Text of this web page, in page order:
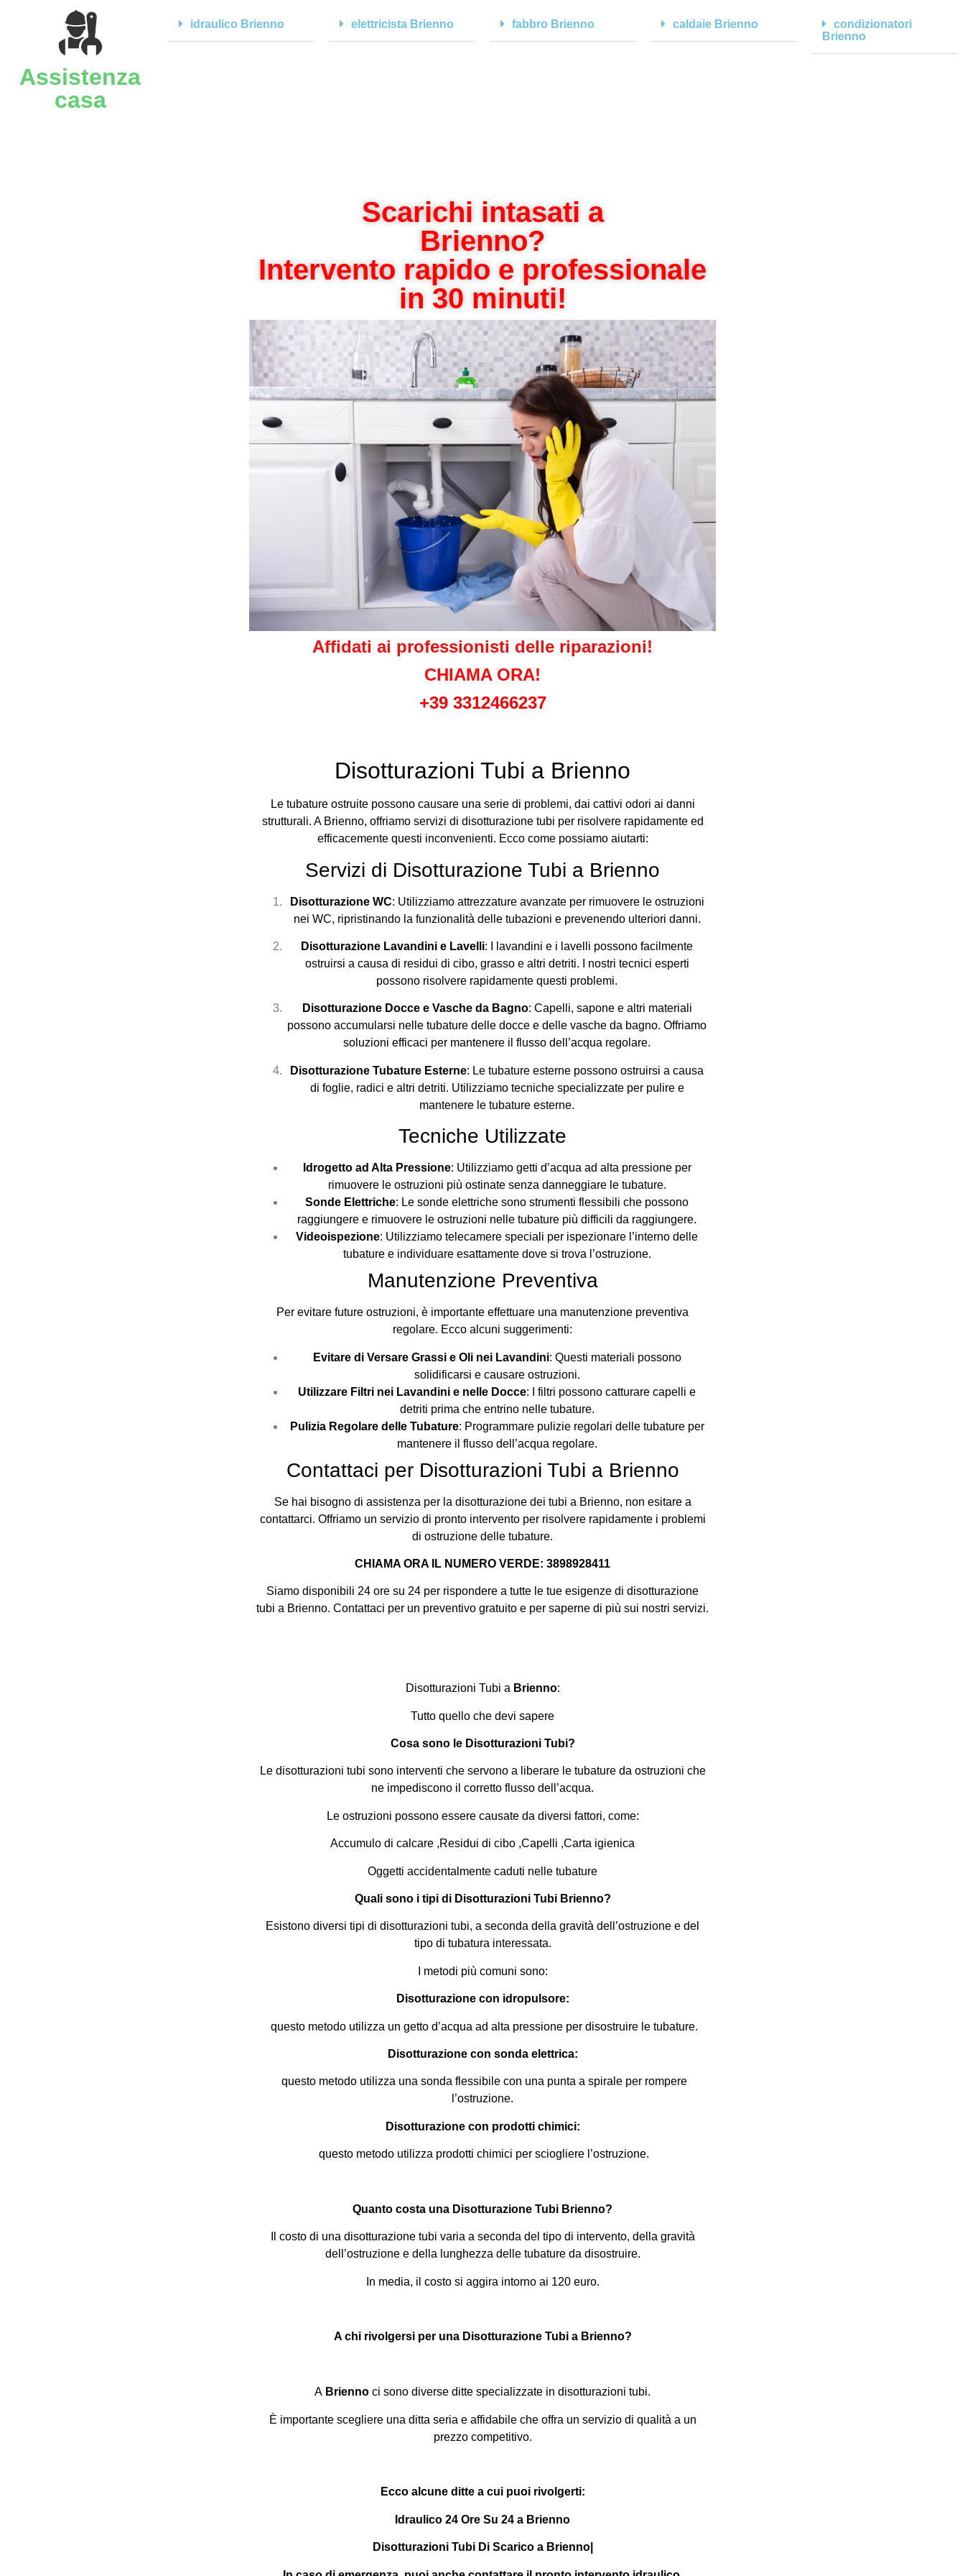
Assistenza
casa
idraulico Brienno elettricista Brienno fabbro Brienno caldaie Brienno
condizionatori
Brienno
Scarichi intasati a
Brienno?
Intervento rapido e professionale
in 30 minuti!
Affidati ai professionisti delle riparazioni!
CHIAMA ORA!
+39 3312466237
Disotturazioni Tubi a Brienno
Le tubature ostruite possono causare una serie di problemi, dai cattivi odori ai danni
strutturali. A Brienno, offriamo servizi di disotturazione tubi per risolvere rapidamente ed
efficacemente questi inconvenienti. Ecco come possiamo aiutarti:
Servizi di Disotturazione Tubi a Brienno
Disotturazione WC: Utilizziamo attrezzature avanzate per rimuovere le ostruzioni
nei WC, ripristinando la funzionalità delle tubazioni e prevenendo ulteriori danni.
Disotturazione Lavandini e Lavelli: I lavandini e i lavelli possono facilmente
ostruirsi a causa di residui di cibo, grasso e altri detriti. I nostri tecnici esperti
possono risolvere rapidamente questi problemi.
Disotturazione Docce e Vasche da Bagno: Capelli, sapone e altri materiali
possono accumularsi nelle tubature delle docce e delle vasche da bagno. Offriamo
soluzioni efficaci per mantenere il flusso dell’acqua regolare.
Disotturazione Tubature Esterne: Le tubature esterne possono ostruirsi a causa
di foglie, radici e altri detriti. Utilizziamo tecniche specializzate per pulire e
mantenere le tubature esterne.
Tecniche Utilizzate
Idrogetto ad Alta Pressione: Utilizziamo getti d’acqua ad alta pressione per
rimuovere le ostruzioni più ostinate senza danneggiare le tubature.
Sonde Elettriche: Le sonde elettriche sono strumenti flessibili che possono
raggiungere e rimuovere le ostruzioni nelle tubature più difficili da raggiungere.
Videoispezione: Utilizziamo telecamere speciali per ispezionare l’interno delle
tubature e individuare esattamente dove si trova l’ostruzione.
Manutenzione Preventiva
Per evitare future ostruzioni, è importante effettuare una manutenzione preventiva
regolare. Ecco alcuni suggerimenti:
Evitare di Versare Grassi e Oli nei Lavandini: Questi materiali possono
solidificarsi e causare ostruzioni.
Utilizzare Filtri nei Lavandini e nelle Docce: I filtri possono catturare capelli e
detriti prima che entrino nelle tubature.
Pulizia Regolare delle Tubature: Programmare pulizie regolari delle tubature per
mantenere il flusso dell’acqua regolare.
Contattaci per Disotturazioni Tubi a Brienno
Se hai bisogno di assistenza per la disotturazione dei tubi a Brienno, non esitare a
contattarci. Offriamo un servizio di pronto intervento per risolvere rapidamente i problemi
di ostruzione delle tubature.
CHIAMA ORA IL NUMERO VERDE: 3898928411
Siamo disponibili 24 ore su 24 per rispondere a tutte le tue esigenze di disotturazione
tubi a Brienno. Contattaci per un preventivo gratuito e per saperne di più sui nostri servizi.
Disotturazioni Tubi a Brienno:
Tutto quello che devi sapere
Cosa sono le Disotturazioni Tubi?
Le disotturazioni tubi sono interventi che servono a liberare le tubature da ostruzioni che
ne impediscono il corretto flusso dell’acqua.
Le ostruzioni possono essere causate da diversi fattori, come:
Accumulo di calcare ,Residui di cibo ,Capelli ,Carta igienica
Oggetti accidentalmente caduti nelle tubature
Quali sono i tipi di Disotturazioni Tubi Brienno?
Esistono diversi tipi di disotturazioni tubi, a seconda della gravità dell’ostruzione e del
tipo di tubatura interessata.
I metodi più comuni sono:
Disotturazione con idropulsore:
questo metodo utilizza un getto d’acqua ad alta pressione per disostruire le tubature.
Disotturazione con sonda elettrica:
questo metodo utilizza una sonda flessibile con una punta a spirale per rompere
l’ostruzione.
Disotturazione con prodotti chimici:
questo metodo utilizza prodotti chimici per sciogliere l’ostruzione.
Quanto costa una Disotturazione Tubi Brienno?
Il costo di una disotturazione tubi varia a seconda del tipo di intervento, della gravità
dell’ostruzione e della lunghezza delle tubature da disostruire.
In media, il costo si aggira intorno ai 120 euro.
A chi rivolgersi per una Disotturazione Tubi a Brienno?
A Brienno ci sono diverse ditte specializzate in disotturazioni tubi.
È importante scegliere una ditta seria e affidabile che offra un servizio di qualità a un
prezzo competitivo.
Ecco alcune ditte a cui puoi rivolgerti:
Idraulico 24 Ore Su 24 a Brienno
Disotturazioni Tubi Di Scarico a Brienno|